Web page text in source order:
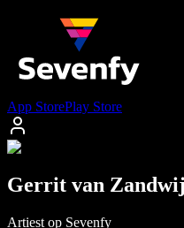
App StorePlay Store
Gerrit van
Artiest op Sevenfy